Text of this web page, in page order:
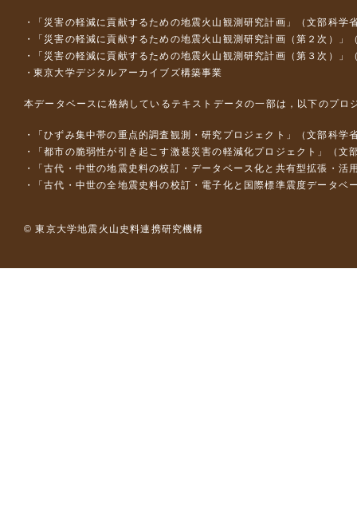
「災害の軽減に貢献するための地震火山観測研究計画」（文部科学
「災害の軽減に貢献するための地震火山観測研究計画（第２次）」
「災害の軽減に貢献するための地震火山観測研究計画（第３次）」
東京大学デジタルアーカイブズ構築事業
本データベースに格納しているテキストデータの一部は，以下のプロ
「ひずみ集中帯の重点的調査観測・研究プロジェクト」（文部科
「都市の脆弱性が引き起こす激甚災害の軽減化プロジェクト」（
「古代・中世の地震史料の校訂・データベース化と共有型拡張・
「古代・中世の全地震史料の校訂・電子化と国際標準震度データ
© 東京大学地震火山史料連携研究機構